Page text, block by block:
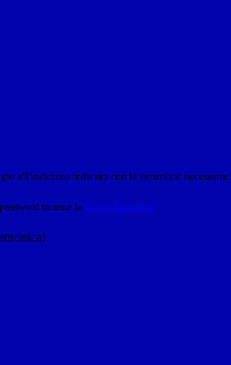
all'indirizzo indicato con le istruzioni necessarie.
tramite la Login Spaggiari